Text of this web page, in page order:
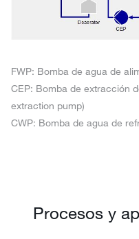
FWP: Bomba de agua de
CEP: Bomba de extracción
extraction pump)
CWP: Bomba de agua de
Procesos y